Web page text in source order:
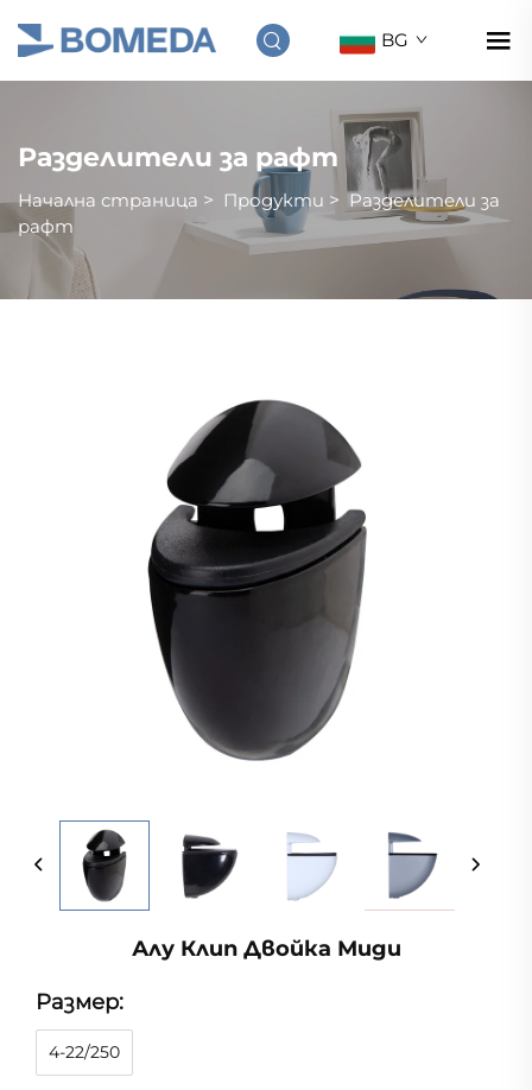
BG
Разделители за рафт
Начална страница > Продукти > Разделители за
рафт
Алу Клип Двойка Миди
Размер:
4-22/250